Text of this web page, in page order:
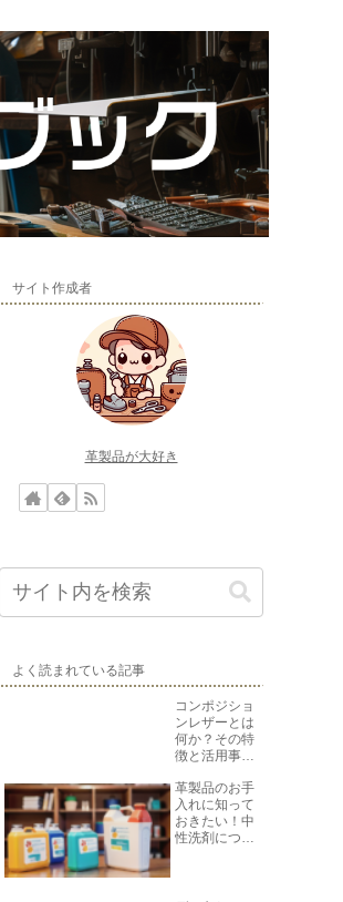
サイト作成者
革製品が大好き
よく読まれている記事
コンポジショ
ンレザーとは
何か？その特
徴と活用事例
革製品のお手
入れに知って
おきたい！中
性洗剤につい